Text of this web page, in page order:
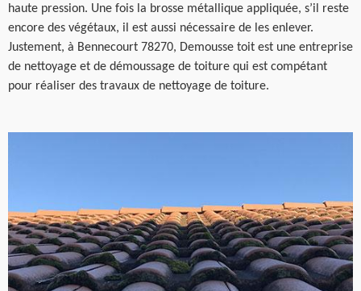
haute pression. Une fois la brosse métallique appliquée, s’il reste
encore des végétaux, il est aussi nécessaire de les enlever.
Justement, à Bennecourt 78270, Demousse toit est une entreprise
de nettoyage et de démoussage de toiture qui est compétant
pour réaliser des travaux de nettoyage de toiture.